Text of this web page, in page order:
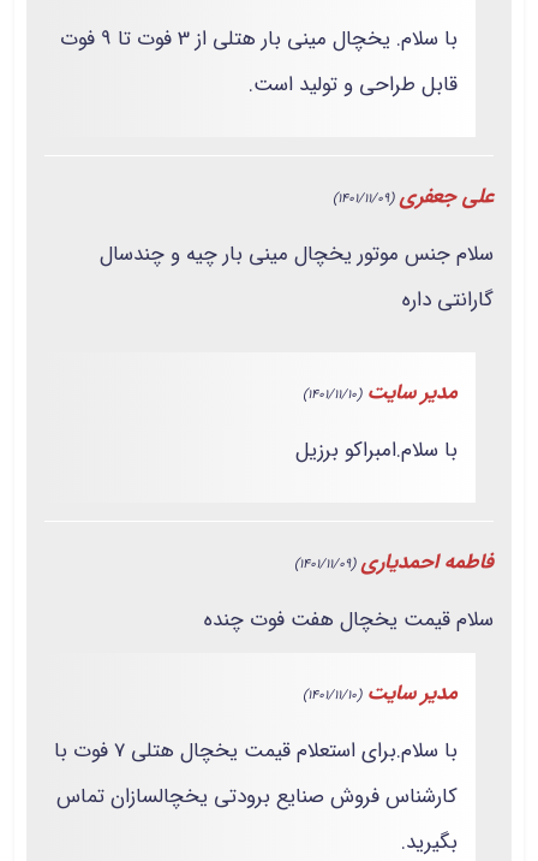
با سلام. یخچال مینی بار هتلی از 3 فوت تا 9 فوت
قابل طراحی و تولید است.
علی جعفری (1401/11/09)
سلام جنس موتور یخچال مینی بار چیه و چندسال
گارانتی داره
مدیر سایت (1401/11/10)
با سلام.امبراکو برزیل
فاطمه احمدیاری (1401/11/09)
سلام قیمت یخچال هفت فوت چنده
مدیر سایت (1401/11/10)
با سلام.برای استعلام قیمت یخچال هتلی 7 فوت با
کارشناس فروش صنایع برودتی یخچالسازان تماس
بگیرید.